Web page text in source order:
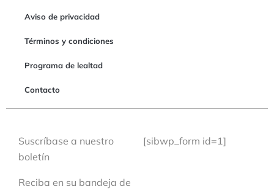
Aviso de privacidad
Términos y condiciones
Programa de lealtad
Contacto
Suscríbase a nuestro
boletín
Reciba en su bandeja de
[sibwp_form id=1]